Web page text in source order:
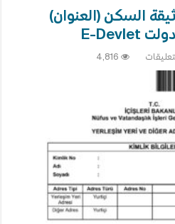
السكن (العنوان)
السكن
ikametgah
من
E-
Devlet
مغلقة
4,816